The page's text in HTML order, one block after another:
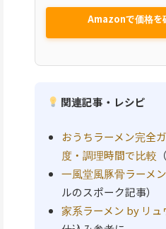
Amazonで価格を
関連記事・レシピ
おうちラーメン完全
度・調理時間で比較
一風堂風豚骨ラーメ
ルのスポーク記事）
家系ラーメン by リュ